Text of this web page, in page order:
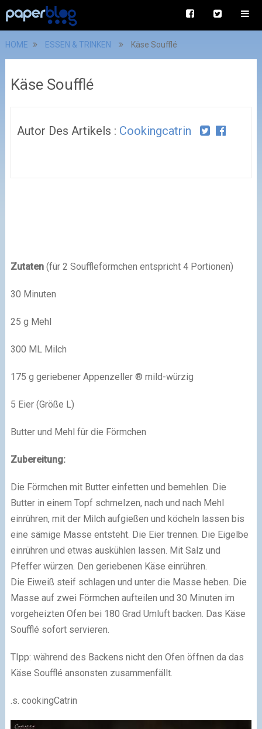
HOME ESSEN & TRINKEN Käse Soufflé
Käse Soufflé
Autor Des Artikels : Cookingcatrin
Zutaten(für 2 Souffleförmchen entspricht 4 Portionen)
30 Minuten
25 g Mehl
300 ML Milch
175 g geriebener Appenzeller ® mild-würzig
5 Eier (Größe L)
Butter und Mehl für die Förmchen
Zubereitung:
Die Förmchen mit Butter einfetten und bemehlen. Die
Butter in einem Topf schmelzen, nach und nach Mehl
einrühren, mit der Milch aufgießen und köcheln lassen bis
eine sämige Masse entsteht. Die Eier trennen. Die Eigelbe
einrühren und etwas auskühlen lassen. Mit Salz und
Pfeffer würzen. Den geriebenen Käse einrühren.
Die Eiweiß steif schlagen und unter die Masse heben. Die
Masse auf zwei Förmchen aufteilen und 30 Minuten im
vorgeheizten Ofen bei 180 Grad Umluft backen. Das Käse
Soufflé sofort servieren.
TIpp: während des Backens nicht den Ofen öffnen da das
Käse Soufflé ansonsten zusammenfällt.
.s. cookingCatrin